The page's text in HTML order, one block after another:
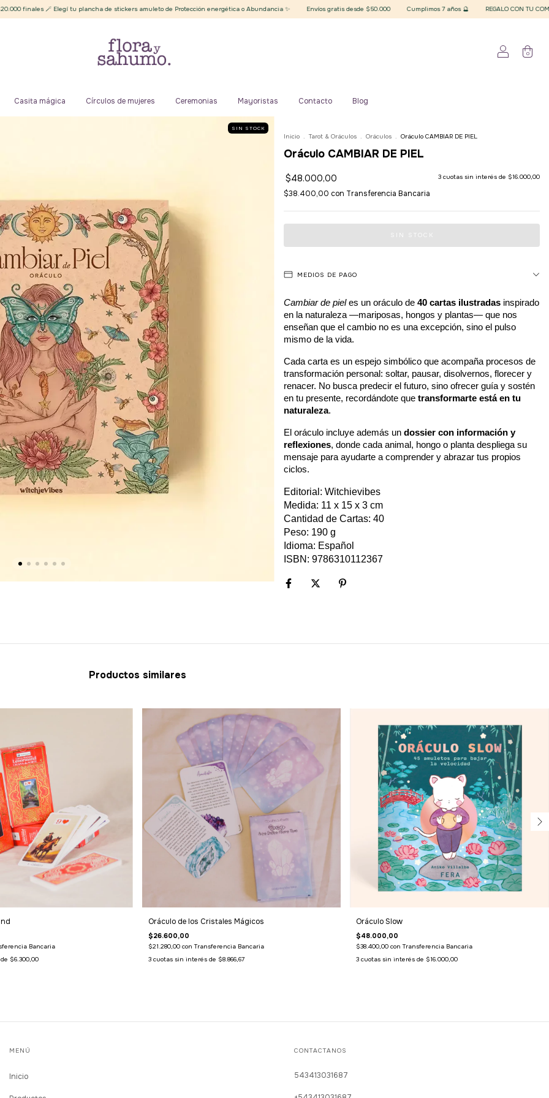
🪄 Elegí tu plancha de stickers amuleto de Protección energética o Abundancia ✨ Envíos gratis desde $50.000 Cumplimos 7 años 🔮 REGALO CON TU COMPRA
0
Casita mágica Círculos de mujeres Ceremonias Mayoristas Contacto Blog
SIN STOCK
Inicio . Tarot & Oráculos . Oráculos . Oráculo CAMBIAR DE PIEL
Oráculo CAMBIAR DE PIEL
$48.000,00 3 cuotas sin interés de $16.000,00
$38.400,00 con Transferencia Bancaria
MEDIOS DE PAGO
Cambiar de piel es un oráculo de 40 cartas ilustradas inspirado
en la naturaleza —mariposas, hongos y plantas— que nos
enseñan que el cambio no es una excepción, sino el pulso
mismo de la vida.
Cada carta es un espejo simbólico que acompaña procesos de
transformación personal: soltar, pausar, disolvernos, florecer y
renacer. No busca predecir el futuro, sino ofrecer guía y sostén
en tu presente, recordándote que transformarte está en tu
naturaleza.
El oráculo incluye además un dossier con información y
reflexiones, donde cada animal, hongo o planta despliega su
mensaje para ayudarte a comprender y abrazar tus propios
ciclos.
Editorial: Witchievibes
Medida: 11 x 15 x 3 cm
Cantidad de Cartas: 40
Peso: 190 g
Idioma: Español
ISBN: 9786310112367
Productos similares
Bancaria
$6.300,00
Oráculo de los Cristales Mágicos
$26.600,00
$21.280,00 con Transferencia Bancaria
3 cuotas sin interés de $8.866,67
Oráculo Slow
$48.000,00
$38.400,00con Transferencia Bancaria
3 cuotas sin interés de $16.000,00
MENÚ
Inicio
CONTACTANOS
543413031687